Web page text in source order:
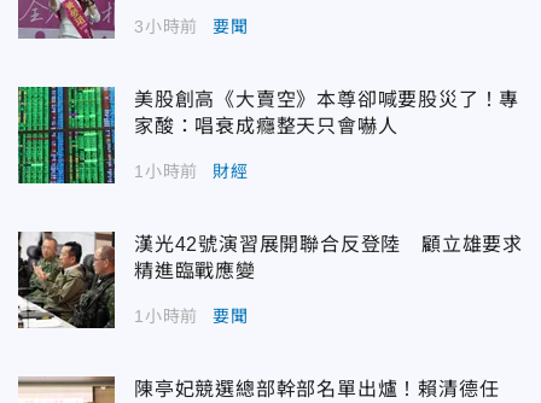
3小時前 要聞
美股創高《大賣空》本尊卻喊要股災了！專
家酸：唱衰成癮整天只會嚇人
1小時前 財經
漢光42號演習展開聯合反登陸 顧立雄要求
精進臨戰應變
1小時前 要聞
陳亭妃競選總部幹部名單出爐！賴清德任